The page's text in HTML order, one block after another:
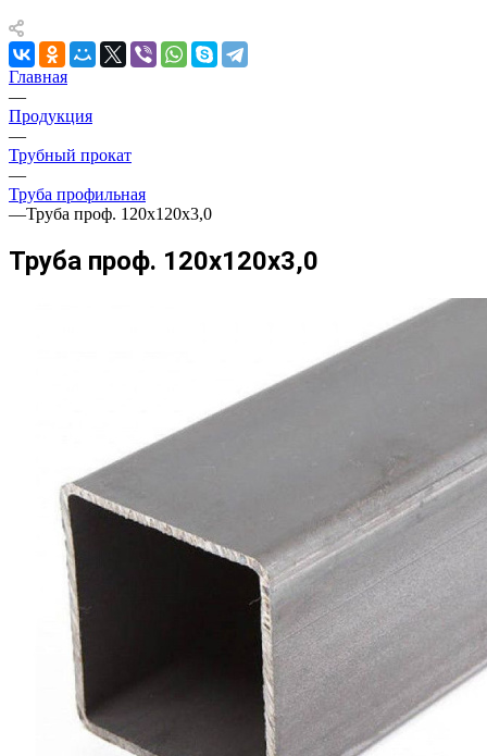
Главная
—
Продукция
—
Трубный прокат
—
Труба профильная
—Труба проф. 120х120х3,0
Труба проф. 120х120х3,0